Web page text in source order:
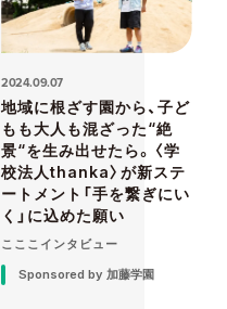
2024.09.07
地域に根ざす園から、子ど
もも大人も混ざった“絶
景“を生み出せたら。〈学
校法人thanka〉が新ステ
ートメント「手を繋ぎにい
く」に込めた願い
こここインタビュー
Sponsored by 加藤学園